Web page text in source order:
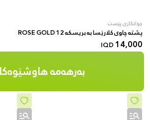
جوانکاری پێست
پشتە چاوی کلارێسا بە بریسکە 12 ROSE GOLD
14,000
IQD
بەرهەمە